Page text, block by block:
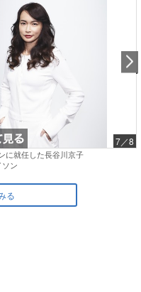
7／8
に就任した長谷川京子
ン
る